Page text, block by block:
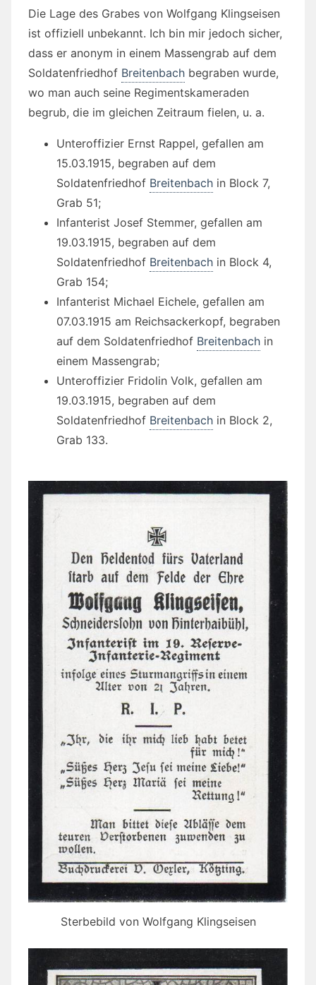
Die Lage des Grabes von Wolfgang Klingseisen
ist offiziell unbekannt. Ich bin mir jedoch sicher,
dass er anonym in einem Massengrab auf dem
Soldatenfriedhof Breitenbach begraben wurde,
wo man auch seine Regimentskameraden
begrub, die im gleichen Zeitraum fielen, u. a.
Unteroffizier Ernst Rappel, gefallen am
15.03.1915, begraben auf dem
Soldatenfriedhof Breitenbach in Block 7,
Grab 51;
Infanterist Josef Stemmer, gefallen am
19.03.1915, begraben auf dem
Soldatenfriedhof Breitenbach in Block 4,
Grab 154;
Infanterist Michael Eichele, gefallen am
07.03.1915 am Reichsackerkopf, begraben
auf dem Soldatenfriedhof Breitenbach in
einem Massengrab;
Unteroffizier Fridolin Volk, gefallen am
19.03.1915, begraben auf dem
Soldatenfriedhof Breitenbach in Block 2,
Grab 133.
Sterbebild von Wolfgang Klingseisen